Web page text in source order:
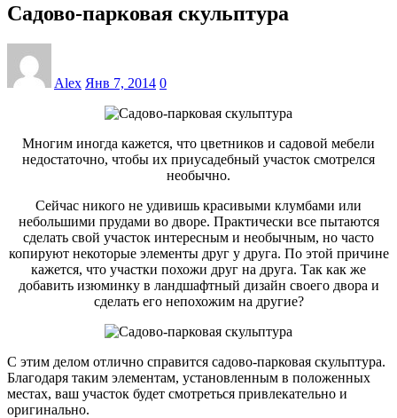
Садово-парковая скульптура
Alex Янв 7, 2014 0
Многим иногда кажется, что цветников и садовой мебели
недостаточно, чтобы их приусадебный участок смотрелся
необычно.
Сейчас никого не удивишь красивыми клумбами или
небольшими прудами во дворе. Практически все пытаются
сделать свой участок интересным и необычным, но часто
копируют некоторые элементы друг у друга. По этой причине
кажется, что участки похожи друг на друга. Так как же
добавить изюминку в ландшафтный дизайн своего двора и
сделать его непохожим на другие?
С этим делом отлично справится садово-парковая скульптура.
Благодаря таким элементам, установленным в положенных
местах, ваш участок будет смотреться привлекательно и
оригинально.